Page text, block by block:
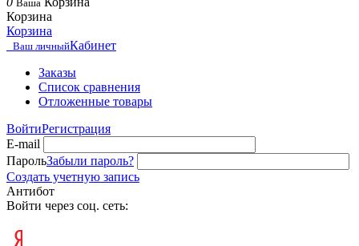
Ваша
Корзина
Корзина
Ваш личныйКабинет
Заказы
Список сравнения
Отложенные товары
ВойтиРегистрация
E-mail
ПарольЗабыли пароль?
Создать учетную запись
Антибот
Войти через соц. сеть: